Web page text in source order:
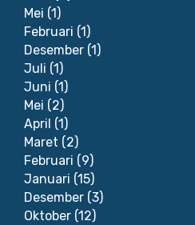
Mei (1)
Februari (1)
Desember (1)
Juli (1)
Juni (1)
Mei (2)
April (1)
Maret (2)
Februari (9)
Januari (15)
Desember (3)
Oktober (12)